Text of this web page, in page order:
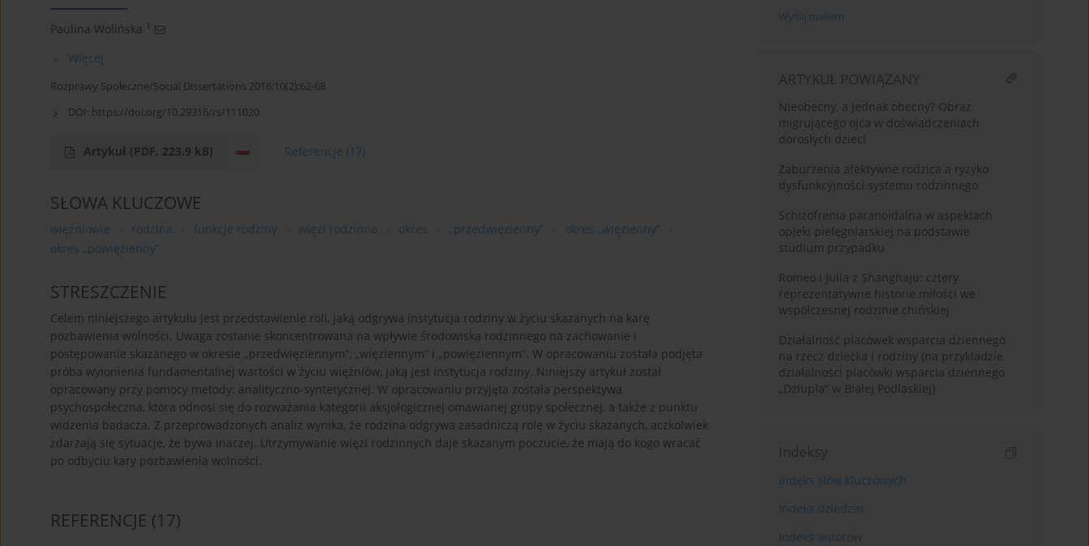
Paulina Wolińska 1
Więcej
Rozprawy Społeczne/Social Dissertations 2016;10(2):62-68
DOI: https://doi.org/10.29316/rs/111020
Artykuł (PDF, 223.9 kB) Referencje (17)
SŁOWA KLUCZOWE
więźniowie rodzina funkcje rodziny więzi rodzinne okres „przedwięzienny”
okres „więzienny”
okres „powięzienny”
STRESZCZENIE
Celem niniejszego artykułu jest przedstawienie roli, jaką odgrywa instytucja rodziny w życiu skazanych na karę
pozbawienia wolności. Uwaga zostanie skoncentrowana na wpływie środowiska rodzinnego na zachowanie i
postępowanie skazanego w okresie „przedwięziennym”, „więziennym” i „powięziennym”. W opracowaniu została podjęta
próba wyłonienia fundamentalnej wartości w życiu więźniów, jaką jest instytucja rodziny. Niniejszy artykuł został
opracowany przy pomocy metody: analityczno-syntetycznej. W opracowaniu przyjęta została perspektywa
psychospołeczna, która odnosi się do rozważania kategorii aksjologicznej omawianej grupy społecznej, a także z punktu
widzenia badacza. Z przeprowadzonych analiz wynika, że rodzina odgrywa zasadniczą rolę w życiu skazanych, aczkolwiek
zdarzają się sytuacje, że bywa inaczej. Utrzymywanie więzi rodzinnych daje skazanym poczucie, że mają do kogo wracać
po odbyciu kary pozbawienia wolności.
REFERENCJE (17)
Wyślij mailem
ARTYKUŁ POWIĄZANY
Nieobecny, a jednak obecny? Obraz
migrującego ojca w doświadczeniach
dorosłych dzieci
Zaburzenia afektywne rodzica a ryzyko
dysfunkcyjności systemu rodzinnego
Schizofrenia paranoidalna w aspektach
opieki pielęgniarskiej na podstawie
studium przypadku
Romeo i Julia z Shanghaju: cztery
reprezentatywne historie miłości we
współczesnej rodzinie chińskiej
Działalność placówek wsparcia dziennego
na rzecz dziecka i rodziny (na przykładzie
działalności placówki wsparcia dziennego
„Dziupla” w Białej Podlaskiej)
Indeksy
Indeks słów kluczowych
Indeks dziedzin
Indeks autorów